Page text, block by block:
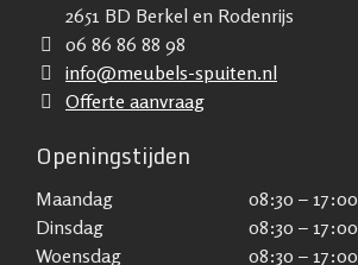
2651 BD Berkel en Rodenrijs
06 86 86 88 98
info@meubels-spuiten.nl
Offerte aanvraag
Openingstijden
Maandag
08:30 – 17:00
Dinsdag
08:30 – 17:00
Woensdag
08:30 – 17:00